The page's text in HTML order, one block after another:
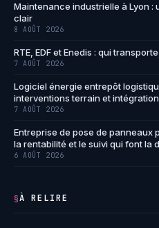
Maintenance industrielle à Lyon
clair
8 AOÛT 2026
RTE, EDF et Enedis : qui
7 AOÛT 2026
Logiciel énergie entrepôt
interventions terrain et
7 AOÛT 2026
Entreprise de pose de panneaux
la rentabilité et le suivi qui font la
6 AOÛT 2026
§À RELIRE